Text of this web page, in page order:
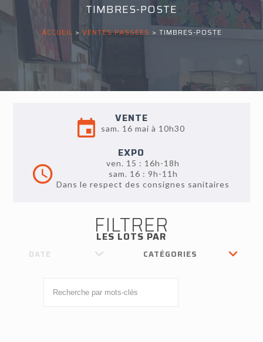
TIMBRES-POSTE
ACCUEIL > VENTES PASSÉES > TIMBRES-POSTE
FILTRER
LES LOTS PAR
DATE CATÉGORIES
VENTE
sam. 16 mai à 10h30
EXPO
ven. 15 : 16h-18h
sam. 16 : 9h-11h
Dans le respect des consignes sanitaires